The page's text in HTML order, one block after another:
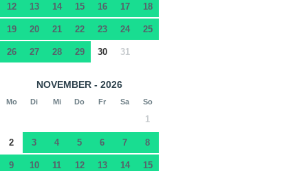
12 13 14 15 16 17 18
19 20 21 22 23 24 25
26 27 28 29 30 31
NOVEMBER - 2026
Mo Di Mi Do Fr Sa So
1
2 3 4 5 6 7 8
9 10 11 12 13 14 15